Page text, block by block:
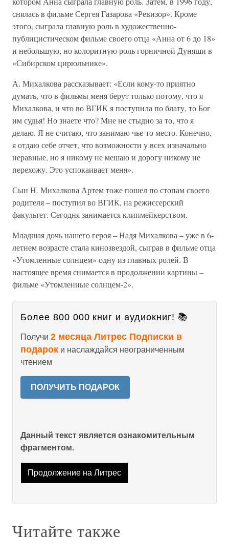
снялась в фильме Сергея Газарова «Ревизор». Кроме
этого, сыграла главную роль в художественно-
публицистическом фильме своего отца «Анна от 6 до 18»
и небольшую, но колоритную роль горничной Дуняши в
«Сибирском цирюльнике».
А. Михалкова рассказывает: «Если кому-то приятно
думать, что в фильмы меня берут только потому, что я
Михалкова, и что во ВГИК я поступила по блату, то Бог
им судья! Но знаете что? Мне не стыдно за то, что я
делаю. Я не считаю, что занимаю чье-то место. Конечно,
я отдаю себе отчет, что возможности у всех изначально
неравные, но я никому не мешаю и дорогу никому не
перехожу. Это успокаивает меня».
Сын Н. Михалкова Артем тоже пошел по стопам своего
родителя – поступил во ВГИК, на режиссерский
факультет. Сегодня занимается клипмейкерством.
Младшая дочь нашего героя – Надя Михалкова – уже в 6-
летнем возрасте стала кинозвездой, сыграв в фильме отца
«Утомленные солнцем» одну из главных ролей. В
настоящее время снимается в продолжении картины –
фильме «Утомленные солнцем-2».
Более 800 000 книг и аудиокниг! 📚
Получи 2 месяца Литрес Подписки в
подарок и наслаждайся неограниченным
чтением
ПОЛУЧИТЬ ПОДАРОК
Данный текст является ознакомительным
фрагментом.
Продолжение на Литрес
Читайте также